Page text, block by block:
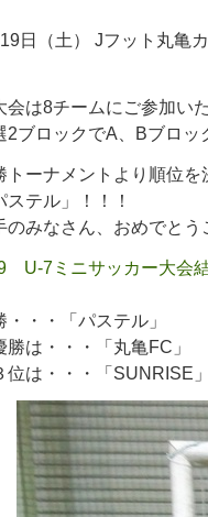
日（土） Jフット丸亀
会は8チームにご参加い
2ブロックでA、Bブロ
トーナメントより順位
ステル」！！！
のみなさん、おめでとう
U-7ミニサッカー大会
・・・「パステル」
勝は・・・「丸亀FC」
位は・・・「SUNRISE